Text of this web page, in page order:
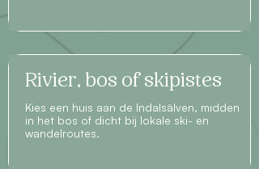
Rivier, bos of skipistes
Kies een huis aan de Indalsälven, midden
in het bos of dicht bij lokale ski- en
wandelroutes.